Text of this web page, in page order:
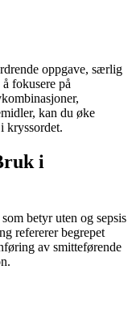
oppgave, særlig
fokusere på
kan du øke
kryssordet.
i
betyr uten og sepsis
refererer begrepet
av smitteførende